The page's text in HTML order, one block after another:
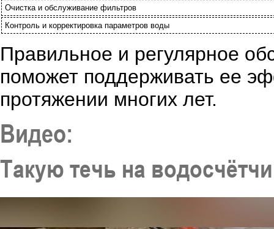
Очистка и обслуживание фильтров
Контроль и корректировка параметров воды
Правильное и регулярное
поможет поддерживать ее
протяжении многих лет.
Видео:
Такую течь на